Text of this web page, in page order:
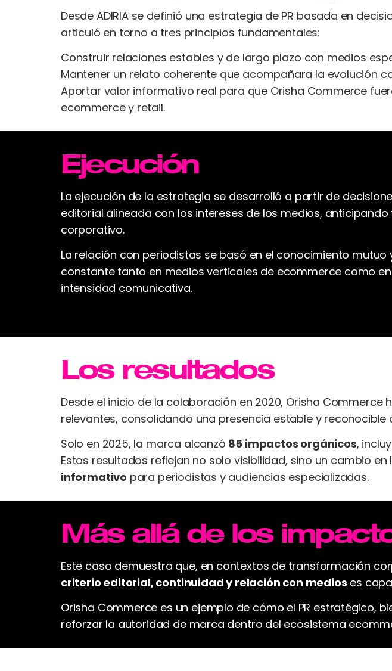
Desde ADIRIA se definió una estrategia de PR basada en
articuló en torno a tres principios fundamentales:
Construir relaciones estables y de largo plazo con medios
Mantener un relato coherente que acompañara la evolución
Aportar valor informativo real para que Orisha Commerce
ecommerce y retail.
Ejecución
La ejecución de la estrategia se desarrolló a partir de
editorial alineada con los intereses de los medios,
corporativo.
La relación con periodistas se basó en el conocimiento
constante tanto en medios verticales de ecommerce como
intensidad comunicativa.
Los resultados
Desde el inicio de la colaboración en 2020, Orisha Commerce
relevantes, consolidando una presencia estable y reconocible
Solo en 2025, la marca alcanzó 85 impactos orgánicos,
Estos resultados reflejan no solo visibilidad, sino un cambio
informativo para periodistas y audiencias especializadas.
Más allá de los
Este caso demuestra que, en contextos de transformación
criterio editorial, continuidad y relación con medios es
Orisha Commerce es un ejemplo de cómo el PR estratégico,
reforzar la autoridad de marca dentro del ecosistema